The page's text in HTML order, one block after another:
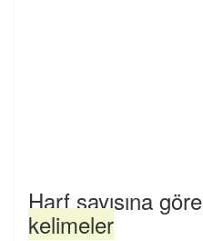
Harf sayısına göre
kelimeler